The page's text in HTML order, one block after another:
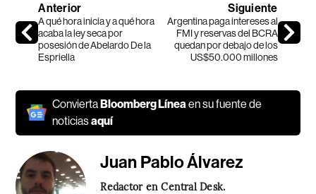
Anterior
A qué hora inicia y a qué hora
acaba la ley seca por
posesión de Abelardo De la
Espriella
Siguiente
Argentina paga intereses al
FMI y reservas del BCRA
quedan por debajo de los
US$50.000 millones
ConviertaBloomberg Línea en su fuente de
noticiasaquí
Juan Pablo Álvarez
Redactor en Central Desk.